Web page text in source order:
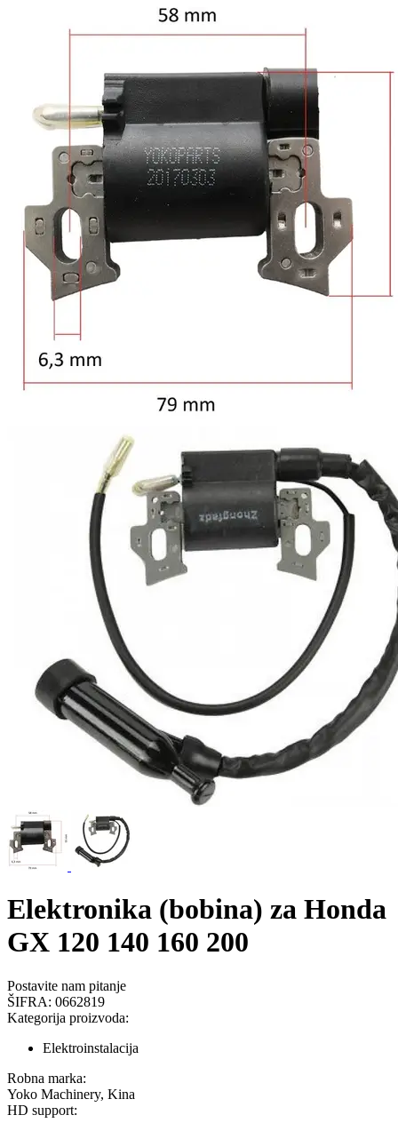
Elektronika (bobina) za Honda
GX 120 140 160 200
Postavite nam pitanje
ŠIFRA: 0662819
Kategorija proizvoda:
Elektroinstalacija
Robna marka:
Yoko Machinery, Kina
HD support: